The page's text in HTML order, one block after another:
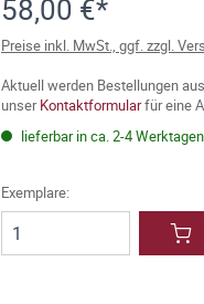
58,00 €*
Preise inkl. MwSt., ggf. zzgl.
Aktuell werden Bestellungen
unserKontaktformularfür eine
lieferbar in ca. 2-4 Werktagen
Exemplare: